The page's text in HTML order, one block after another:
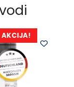
AKCIJA!